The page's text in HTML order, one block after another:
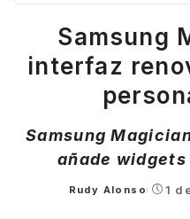
Samsung
interfaz
Samsung
añade
Posted
Rudy Alonso 1